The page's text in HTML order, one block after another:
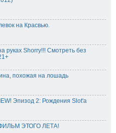
на Красвью.
руках Shorry!!! Смотреть без
похожая на лошадь
Эпизод 2: Рождения Slot'a
ЭТОГО ЛЕТА!